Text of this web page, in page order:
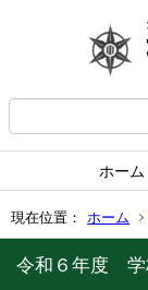
ホーム
現在位置： ホーム
令和６年度 学